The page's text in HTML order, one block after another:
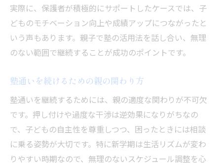
実際に、保護者が積極的にサポートしたケースでは、子
どものモチベーション向上や成績アップにつながったと
いう声もあります。親子で塾の活用法を話し合い、無理
のない範囲で継続することが成功のポイントです。
塾通いを続けるための親の関わり方
塾通いを継続するためには、親の適度な関わりが不可欠
です。押し付けや過度な干渉は逆効果になりがちなの
で、子どもの自主性を尊重しつつ、困ったときには相談
に乗る姿勢が大切です。特に新学期は生活リズムが変わ
りやすい時期なので、無理のないスケジュール調整を心